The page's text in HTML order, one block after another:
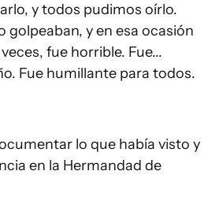
y todos pudimos oírlo.
golpeaban, y en esa ocasión
fue horrible. Fue...
Fue humillante para todos.
lo que había visto y
en la Hermandad de